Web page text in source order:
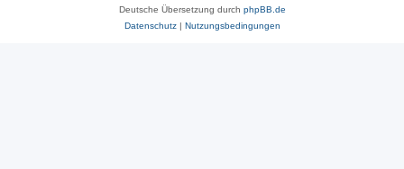
Deutsche Übersetzung durch phpBB.de
Datenschutz| Nutzungsbedingungen